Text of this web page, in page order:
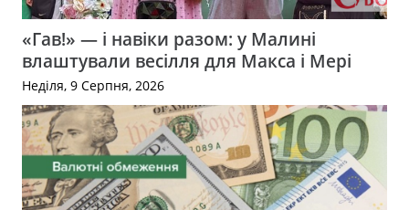
«Гав!» — і навіки разом: у Малині
влаштували весілля для Макса і Мері
Неділя, 9 Серпня, 2026